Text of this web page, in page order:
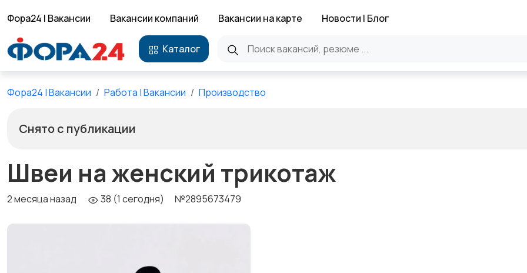
Фора24 | Вакансии Вакансии компаний Вакансии на карте Новости | Блог
Каталог
Фора24 | Вакансии Работа | Вакансии Производство
Снято с публикации
Швеи на женский трикотаж
2 месяца назад 38 (1 сегодня) №2895673479